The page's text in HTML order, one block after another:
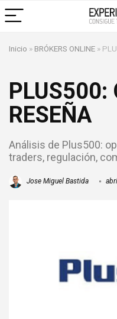
Inicio » BRÓKERS ONLINE »
PLUS500:
RESEÑA
Análisis de Plus500:
traders, regulación,
Jose Miguel Bastida